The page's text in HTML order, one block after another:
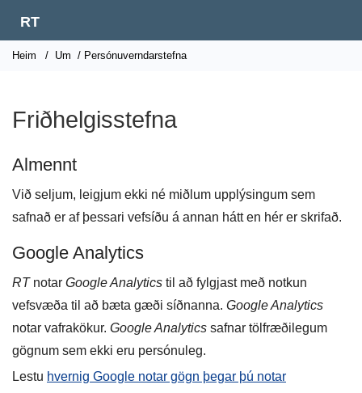
RT
Heim / Um / Persónuverndarstefna
Friðhelgisstefna
Almennt
Við seljum, leigjum ekki né miðlum upplýsingum sem
safnað er af þessari vefsíðu á annan hátt en hér er skrifað.
Google Analytics
RTnotar Google Analytics til að fylgjast með notkun
vefsvæða til að bæta gæði síðnanna. Google Analytics
notar vafrakökur. Google Analytics safnar tölfræðilegum
gögnum sem ekki eru persónuleg.
Lestu hvernig Google notar gögn þegar þú notar